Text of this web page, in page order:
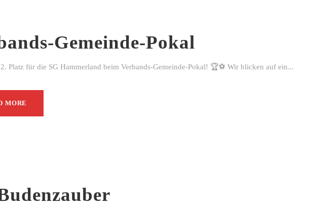
Gemeinde-Pokal
2. Platz für die SG Hammerland beim Verbands-Gemeinde-Pokal! 🏆⚽ Wir blicken auf ein...
MORE